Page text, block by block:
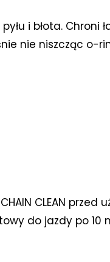
i błota. Chroni
nie niszcząc o-
CLEAN przed
do jazdy po 10